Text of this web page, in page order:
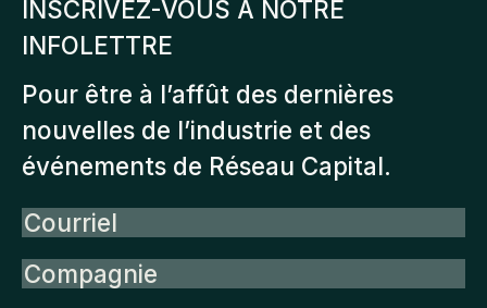
INSCRIVEZ-VOUS À NOTRE
INFOLETTRE
Pour être à l’affût des dernières
nouvelles de l’industrie et des
événements de Réseau Capital.
Courriel
Compagnie